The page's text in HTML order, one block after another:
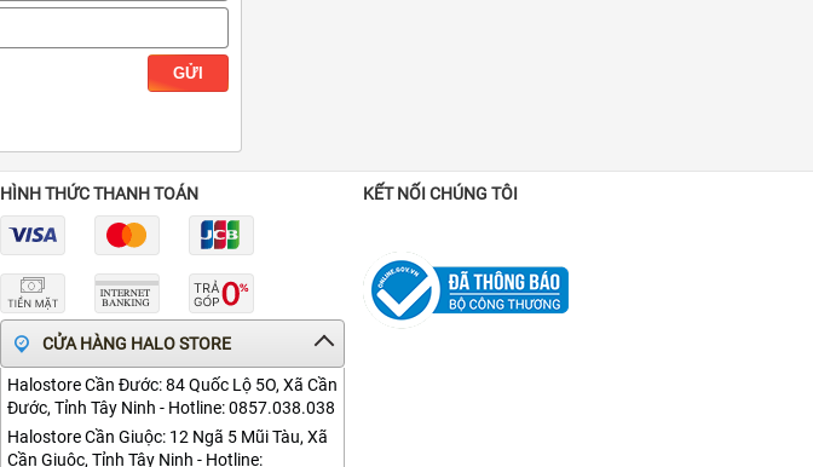
GỬI
HÌNH THỨC THANH TOÁN
CỬA HÀNG HALO STORE
Halostore Cần Đước: 84 Quốc Lộ 5O, Xã Cần
Đước, Tỉnh Tây Ninh - Hotline: 0857.038.038
Halostore Cần Giuộc: 12 Ngã 5 Mũi Tàu, Xã
Cần Giuộc, Tỉnh Tây Ninh - Hotline:
KẾT NỐI CHÚNG TÔI